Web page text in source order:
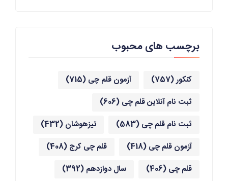
برچسب های محبوب
کنکور(757) آزمون قلم چی (715)
ثبت نام آنلاین قلم چی (606)
ثبت نام قلم چی (583) تیزهوشان(432)
آزمون قلم چی (418) قلم چی کرج (408)
قلم چی (406) سال دوازدهم(392)